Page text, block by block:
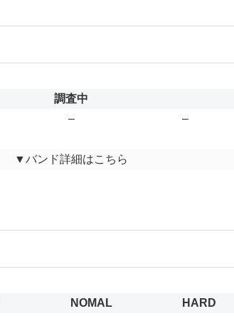
調査中
– –
▼バンド詳細はこちら
NOMAL HARD